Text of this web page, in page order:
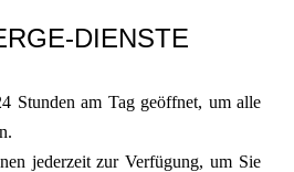
DIENSTE
Stunden am Tag geöffnet, um alle
jederzeit zur Verfügung, um Sie